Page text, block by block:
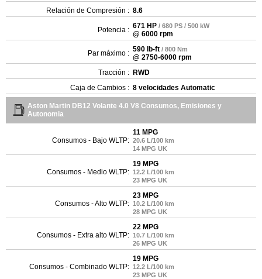
Relación de Compresión : 8.6
Potencia : 671 HP / 680 PS / 500 kW
@ 6000 rpm
Par máximo : 590 lb-ft / 800 Nm
@ 2750-6000 rpm
Tracción : RWD
Caja de Cambios : 8 velocidades Automatic
Aston Martin DB12 Volante 4.0 V8 Consumos, Emisiones y
Autonomia
Consumos - Bajo WLTP:
11 MPG
20.6 L/100 km
14 MPG UK
Consumos - Medio WLTP:
19 MPG
12.2 L/100 km
23 MPG UK
Consumos - Alto WLTP:
23 MPG
10.2 L/100 km
28 MPG UK
Consumos - Extra alto WLTP:
22 MPG
10.7 L/100 km
26 MPG UK
Consumos - Combinado WLTP:
19 MPG
12.2 L/100 km
23 MPG UK